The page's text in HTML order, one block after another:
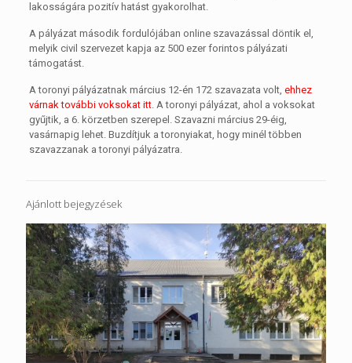
lakosságára pozitív hatást gyakorolhat.
A pályázat második fordulójában online szavazással döntik el,
melyik civil szervezet kapja az 500 ezer forintos pályázati
támogatást.
A toronyi pályázatnak március 12-én 172 szavazata volt, ehhez
várnak további voksokat itt. A toronyi pályázat, ahol a voksokat
gyűjtik, a 6. körzetben szerepel. Szavazni március 29-éig,
vasárnapig lehet. Buzdítjuk a toronyiakat, hogy minél többen
szavazzanak a toronyi pályázatra.
Ajánlott bejegyzések